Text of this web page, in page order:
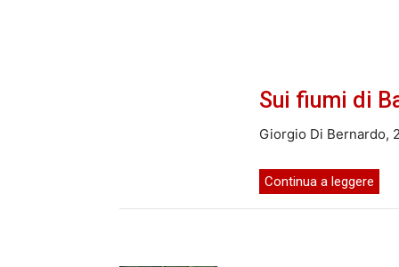
Sui fiumi di
Giorgio Di Bernardo,
Continua a leggere